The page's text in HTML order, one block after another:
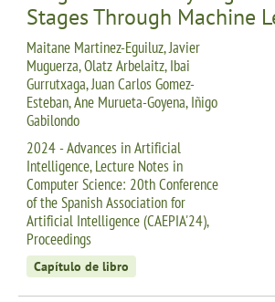
Stages Through Machine
Maitane Martinez-Eguiluz, Javier
Muguerza, Olatz Arbelaitz, Ibai
Gurrutxaga, Juan Carlos Gomez-
Esteban, Ane Murueta-Goyena, Iñigo
Gabilondo
2024 - Advances in Artificial
Intelligence, Lecture Notes in
Computer Science: 20th Conference
of the Spanish Association for
Artificial Intelligence (CAEPIA'24),
Proceedings
Capítulo de libro